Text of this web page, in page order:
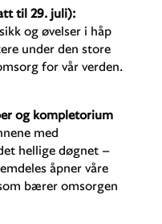
til 29. juli):
og øvelser i håp
under den store
for vår verden.
og kompletorium
med
hellige døgnet –
åpner våre
bærer omsorgen